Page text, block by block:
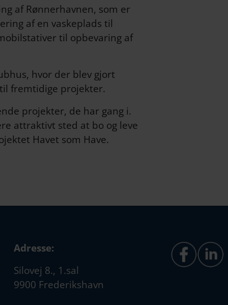
af Rønnerhavnen, som er
af en vaskeplads til
til opbevaring af
hvor der blev gjort
fremtidige projekter.
projekter, de har gang i.
attraktivt sted at bo og leve
Havet som Have.
Adresse:
Silovej 8., 1.sal
9900 Frederikshavn